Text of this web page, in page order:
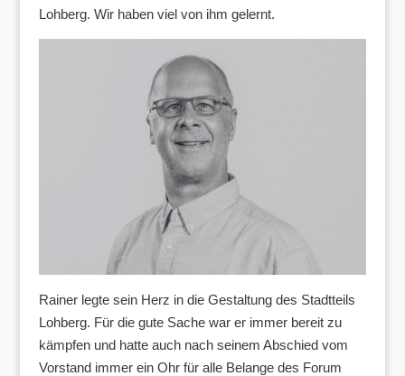
Lohberg. Wir haben viel von ihm gelernt.
Rainer legte sein Herz in die Gestaltung des Stadtteils
Lohberg. Für die gute Sache war er immer bereit zu
kämpfen und hatte auch nach seinem Abschied vom
Vorstand immer ein Ohr für alle Belange des Forum